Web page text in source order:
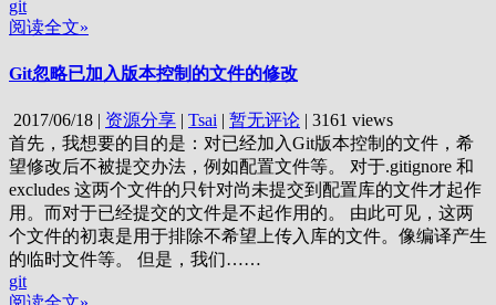
git
阅读全文»
Git忽略已加入版本控制的文件的修改
2017/06/18 | 资源分享 | Tsai | 暂无评论 | 3161 views
首先，我想要的目的是：对已经加入Git版本控制的文件，希
望修改后不被提交办法，例如配置文件等。 对于.gitignore 和
excludes 这两个文件的只针对尚未提交到配置库的文件才起作
用。而对于已经提交的文件是不起作用的。 由此可见，这两
个文件的初衷是用于排除不希望上传入库的文件。像编译产生
的临时文件等。 但是，我们……
git